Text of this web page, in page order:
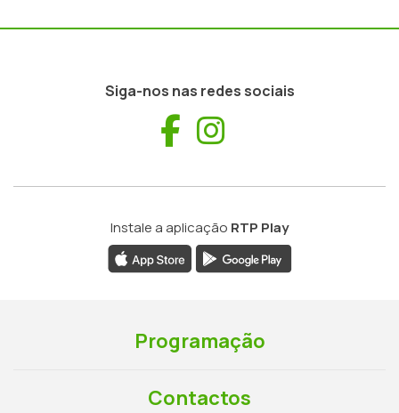
Siga-nos nas redes sociais
Facebook
Instale a aplicação RTP Play
Programação
Contactos